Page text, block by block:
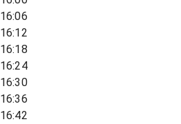
16:06
16:12
16:18
16:24
16:30
16:36
16:42